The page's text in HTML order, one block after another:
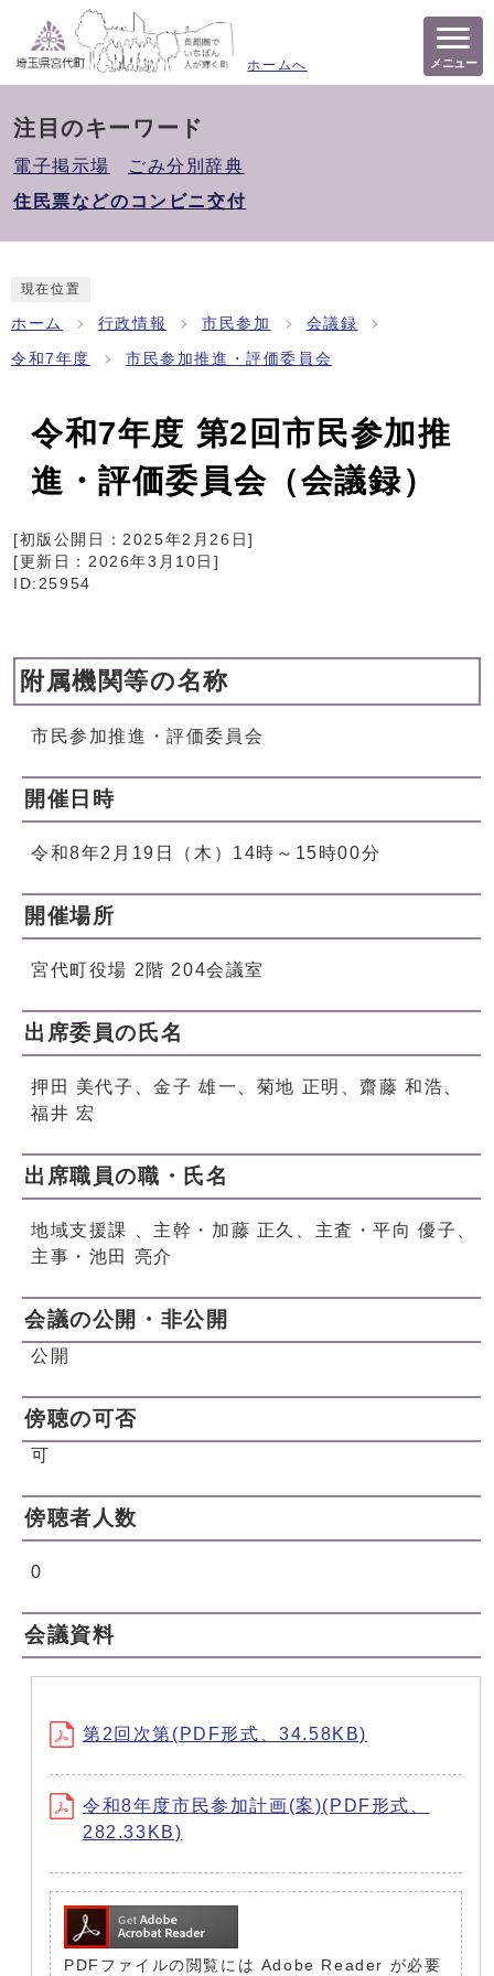
ホームへ メニュー
注目のキーワード
電子掲示場
ごみ分別辞典
住民票などのコンビニ交付
現在位置
ホーム 行政情報 市民参加 会議録
令和7年度 市民参加推進・評価委員会
令和7年度 第2回市民参加推
進・評価委員会（会議録）
[初版公開日：2025年2月26日]
[更新日： 2026年3月10日 ]
ID:25954
附属機関等の名称
市民参加推進・評価委員会
開催日時
令和8年2月19日（木）14時～15時00分
開催場所
宮代町役場 2階 204会議室
出席委員の氏名
押田 美代子、金子 雄一、菊地 正明、齋藤 和浩、
福井 宏
出席職員の職・氏名
地域支援課 、主幹・加藤 正久、主査・平向 優子、
主事・池田 亮介
会議の公開・非公開
公開
傍聴の可否
可
傍聴者人数
0
会議資料
第2回次第(PDF形式、34.58KB)
令和8年度市民参加計画(案)(PDF形式、
282.33KB)
PDFファイルの閲覧には Adobe Reader が必要